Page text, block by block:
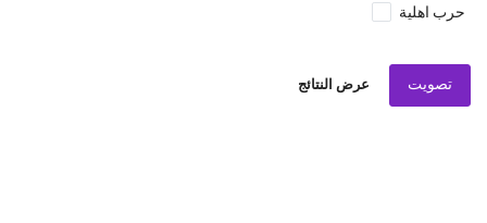
حرب اهلية
تصويت عرض النتائج